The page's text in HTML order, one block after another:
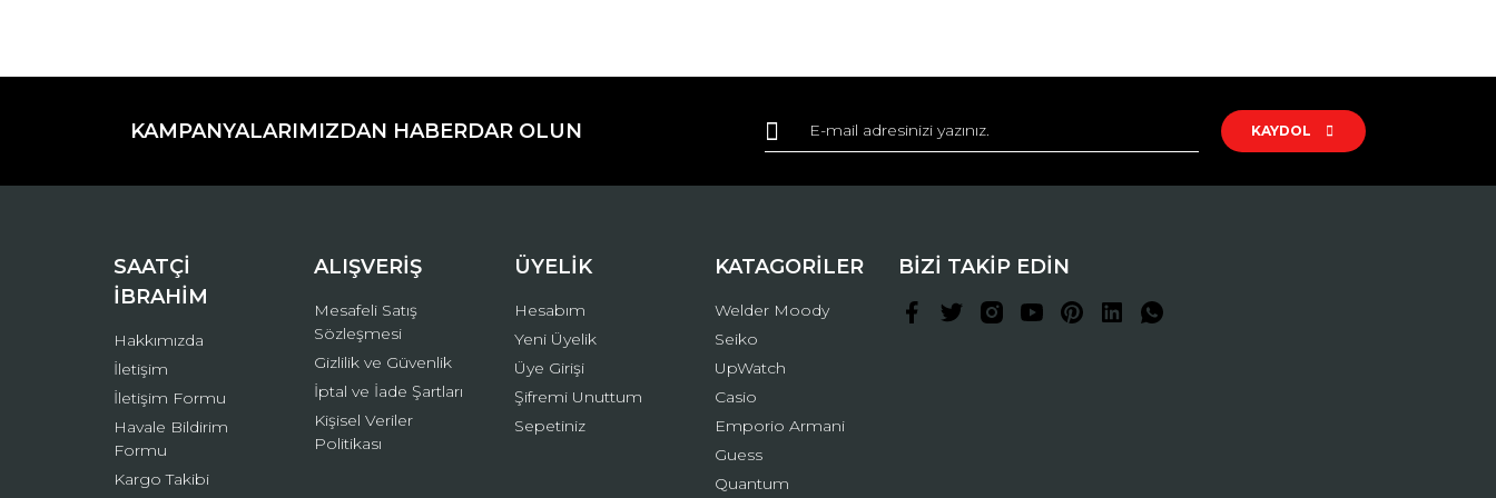
Yorum Yaz
Görüş ve önerileriniz için teşekkür ederiz.
Ürün resmi kalitesiz, bozuk veya görüntülenemiyor.
Bu ürüne benzer farklı alternatifler olmalı.
Gönder
KAMPANYALARIMIZDAN HABERDAR OLUN KAYDOL
SAATÇİ
İBRAHİM
Hakkımızda
İletişim
İletişim Formu
Havale Bildirim
Formu
Kargo Takibi
ALIŞVERİŞ
Mesafeli Satış
Sözleşmesi
Gizlilik ve Güvenlik
İptal ve İade Şartları
Kişisel Veriler
Politikası
ÜYELİK
Hesabım
Yeni Üyelik
Üye Girişi
Şifremi Unuttum
Sepetiniz
KATAGORİLER
Welder Moody
Seiko
UpWatch
Casio
Emporio Armani
Guess
Quantum
BİZİ TAKİP EDİN